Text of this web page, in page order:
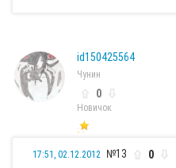
id150425564
Чунин
0
Новичок
17:51, 02.12.2012 №13 0